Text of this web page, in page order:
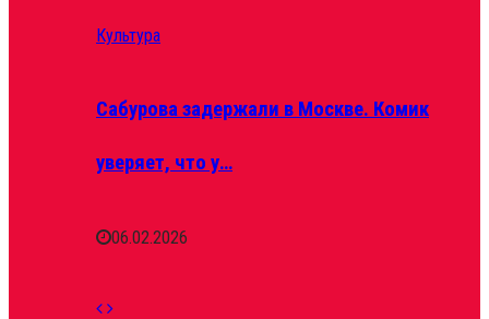
Культура
Сабурова задержали в Москве. Комик
уверяет, что у…
06.02.2026